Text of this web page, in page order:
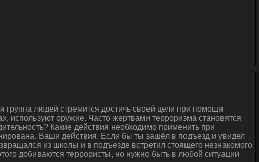
группа людей стремится достичь своей цели при помощи
используют оружие. Часто жертвами терроризма становятся
Какие действия необходимо применить при
Ваши действия. Если бы ты зашёл в подъезд и увидел
из школы и в подъезде встретил стоящего незнакомого
добиваются террористы, но нужно быть в любой ситуации